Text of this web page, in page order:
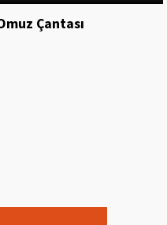
Çantası